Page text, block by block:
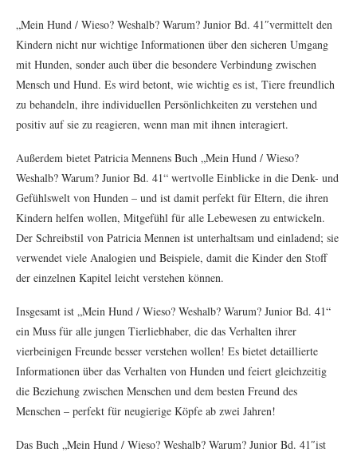
„Mein Hund / Wieso? Weshalb? Warum? Junior Bd. 41″vermittelt den
Kindern nicht nur wichtige Informationen über den sicheren Umgang
mit Hunden, sonder auch über die besondere Verbindung zwischen
Mensch und Hund. Es wird betont, wie wichtig es ist, Tiere freundlich
zu behandeln, ihre individuellen Persönlichkeiten zu verstehen und
positiv auf sie zu reagieren, wenn man mit ihnen interagiert.
Außerdem bietet Patricia Mennens Buch „Mein Hund / Wieso?
Weshalb? Warum? Junior Bd. 41“ wertvolle Einblicke in die Denk- und
Gefühlswelt von Hunden – und ist damit perfekt für Eltern, die ihren
Kindern helfen wollen, Mitgefühl für alle Lebewesen zu entwickeln.
Der Schreibstil von Patricia Mennen ist unterhaltsam und einladend; sie
verwendet viele Analogien und Beispiele, damit die Kinder den Stoff
der einzelnen Kapitel leicht verstehen können.
Insgesamt ist „Mein Hund / Wieso? Weshalb? Warum? Junior Bd. 41“
ein Muss für alle jungen Tierliebhaber, die das Verhalten ihrer
vierbeinigen Freunde besser verstehen wollen! Es bietet detaillierte
Informationen über das Verhalten von Hunden und feiert gleichzeitig
die Beziehung zwischen Menschen und dem besten Freund des
Menschen – perfekt für neugierige Köpfe ab zwei Jahren!
Das Buch „Mein Hund / Wieso? Weshalb? Warum? Junior Bd. 41″ist